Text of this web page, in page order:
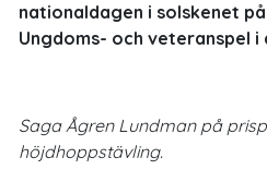
nationaldagen i solskenet
Ungdoms- och veteranspel i
Saga Ågren Lundman på
höjdhoppstävling.